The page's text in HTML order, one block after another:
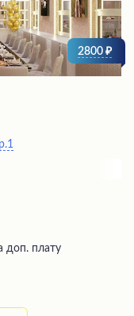
2800
доп. плату